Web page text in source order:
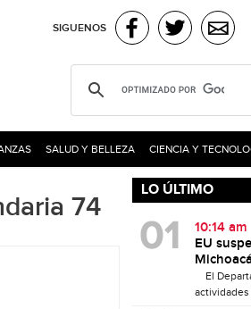
SIGUENOS
SALUD Y BELLEZA CIENCIA Y
74
LO ÚLTIMO
10:14 am
EU
El
actividades